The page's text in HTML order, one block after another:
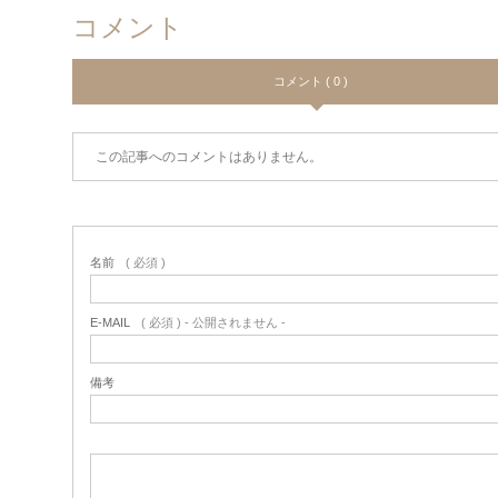
コメント
コメント ( 0 )
この記事へのコメントはありません。
名前 ( 必須 )
E-MAIL ( 必須 ) - 公開されません -
備考